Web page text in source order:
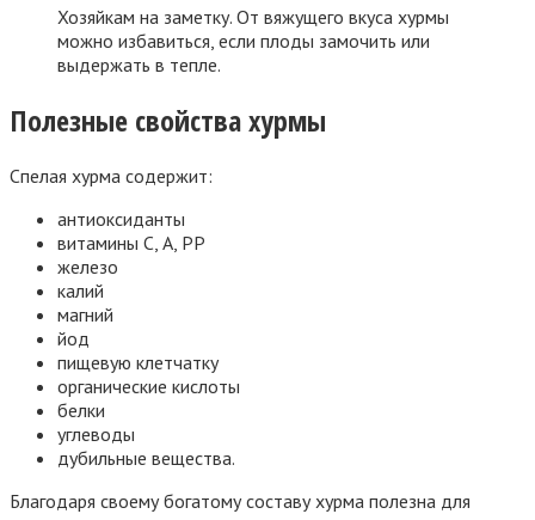
Хозяйкам на заметку. От вяжущего вкуса хурмы
можно избавиться, если плоды замочить или
выдержать в тепле.
Полезные свойства хурмы
Спелая хурма содержит:
антиоксиданты
витамины С, А, РР
железо
калий
магний
йод
пищевую клетчатку
органические кислоты
белки
углеводы
дубильные вещества.
Благодаря своему богатому составу хурма полезна для